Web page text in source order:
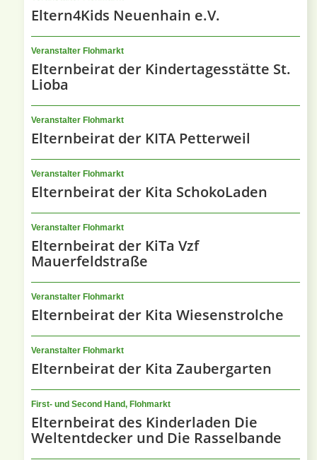
Eltern4Kids Neuenhain e.V.
Veranstalter Flohmarkt
Elternbeirat der Kindertagesstätte St.
Lioba
Veranstalter Flohmarkt
Elternbeirat der KITA Petterweil
Veranstalter Flohmarkt
Elternbeirat der Kita SchokoLaden
Veranstalter Flohmarkt
Elternbeirat der KiTa Vzf
Mauerfeldstraße
Veranstalter Flohmarkt
Elternbeirat der Kita Wiesenstrolche
Veranstalter Flohmarkt
Elternbeirat der Kita Zaubergarten
First- und Second Hand, Flohmarkt
Elternbeirat des Kinderladen Die
Weltentdecker und Die Rasselbande